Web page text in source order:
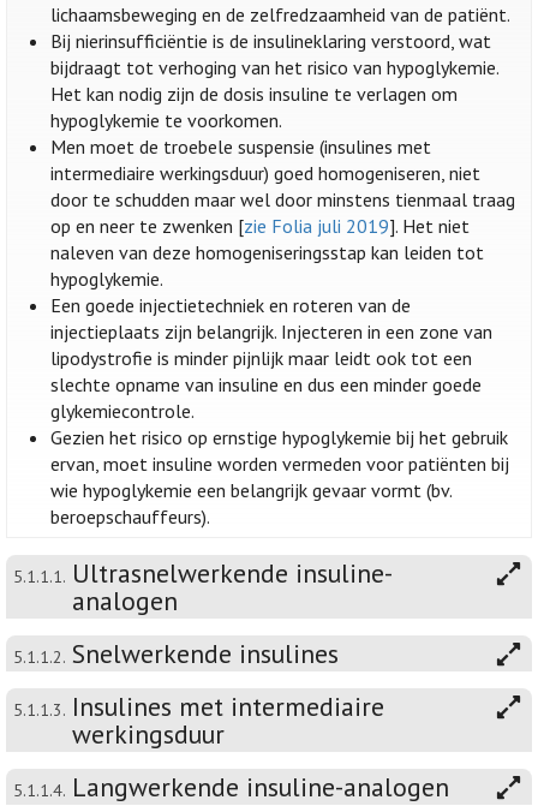
lichaamsbeweging en de zelfredzaamheid van de patiënt.
Bij nierinsufficiëntie is de insulineklaring verstoord, wat
bijdraagt tot verhoging van het risico van hypoglykemie.
Het kan nodig zijn de dosis insuline te verlagen om
hypoglykemie te voorkomen.
Men moet de troebele suspensie (insulines met
intermediaire werkingsduur) goed homogeniseren, niet
door te schudden maar wel door minstens tienmaal traag
op en neer te zwenken [zie Folia juli 2019]. Het niet
naleven van deze homogeniseringsstap kan leiden tot
hypoglykemie.
Een goede injectietechniek en roteren van de
injectieplaats zijn belangrijk. Injecteren in een zone van
lipodystrofie is minder pijnlijk maar leidt ook tot een
slechte opname van insuline en dus een minder goede
glykemiecontrole.
Gezien het risico op ernstige hypoglykemie bij het gebruik
ervan, moet insuline worden vermeden voor patiënten bij
wie hypoglykemie een belangrijk gevaar vormt (bv.
beroepschauffeurs).
5.1.1.1. Ultrasnelwerkende insuline-
analogen
5.1.1.2. Snelwerkende insulines
5.1.1.3. Insulines met intermediaire
werkingsduur
5.1.1.4. Langwerkende insuline-analogen